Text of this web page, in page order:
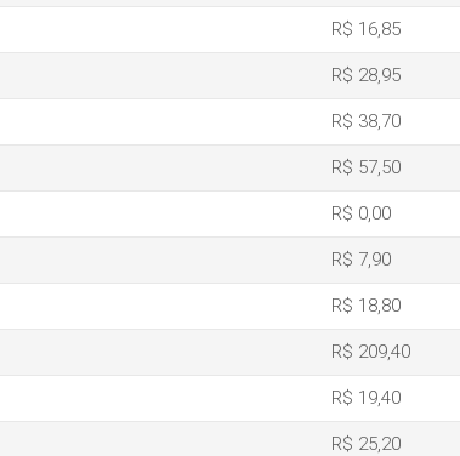
R$ 16,85
R$ 28,95
R$ 38,70
R$ 57,50
R$ 0,00
R$ 7,90
R$ 18,80
R$ 209,40
R$ 19,40
R$ 25,20